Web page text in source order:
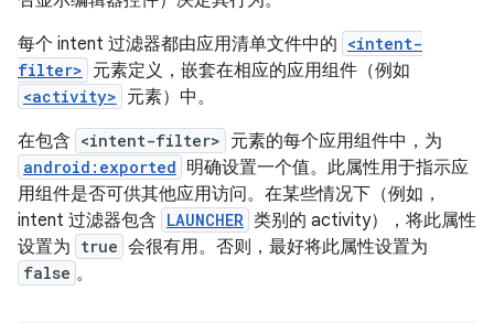
每个 intent 过滤器都由应用清单文件中的 <intent-
filter> 元素定义，嵌套在相应的应用组件（例如
<activity> 元素）中。
在包含 <intent-filter> 元素的每个应用组件中，为
android:exported 明确设置一个值。此属性用于指示应
用组件是否可供其他应用访问。在某些情况下（例如，
intent 过滤器包含 LAUNCHER 类别的 activity），将此属性
设置为 true 会很有用。否则，最好将此属性设置为
false 。